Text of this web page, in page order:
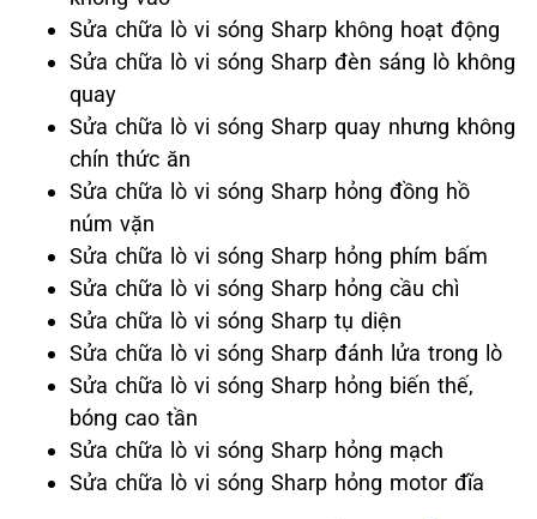
Sửa chữa lò vi sóng Sharp không hoạt động
Sửa chữa lò vi sóng Sharp đèn sáng lò không
quay
Sửa chữa lò vi sóng Sharp quay nhưng không
chín thức ăn
Sửa chữa lò vi sóng Sharp hỏng đồng hồ
núm vặn
Sửa chữa lò vi sóng Sharp hỏng phím bấm
Sửa chữa lò vi sóng Sharp hỏng cầu chì
Sửa chữa lò vi sóng Sharp tụ diện
Sửa chữa lò vi sóng Sharp đánh lửa trong lò
Sửa chữa lò vi sóng Sharp hỏng biến thế,
bóng cao tần
Sửa chữa lò vi sóng Sharp hỏng mạch
Sửa chữa lò vi sóng Sharp hỏng motor đĩa